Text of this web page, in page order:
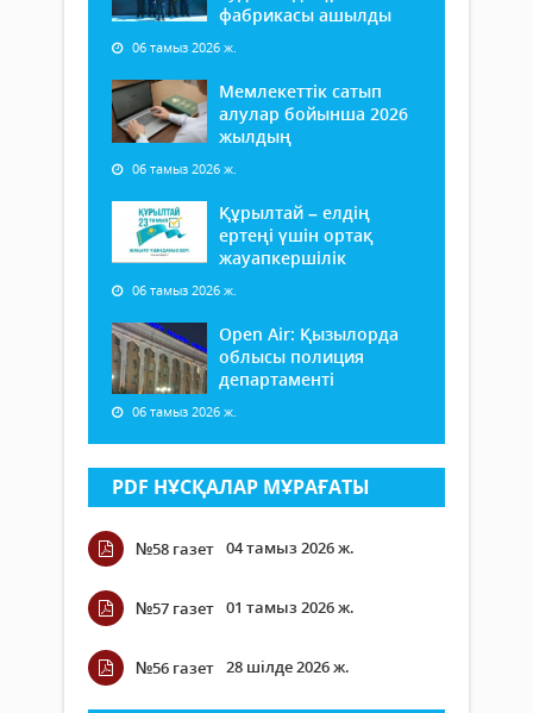
фабрикасы ашылды
06 тамыз 2026 ж.
Мемлекеттік сатып
алулар бойынша 2026
жылдың
06 тамыз 2026 ж.
Құрылтай – елдің
ертеңі үшін ортақ
жауапкершілік
06 тамыз 2026 ж.
Open Air: Қызылорда
облысы полиция
департаменті
06 тамыз 2026 ж.
PDF НҰСҚАЛАР МҰРАҒАТЫ
№58 газет 04 тамыз 2026 ж.
№57 газет 01 тамыз 2026 ж.
№56 газет 28 шілде 2026 ж.